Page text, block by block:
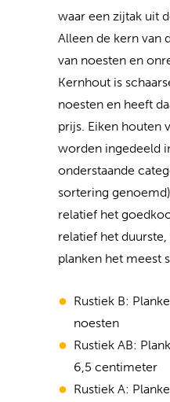
waar een zijtak uit
Alleen de kern van
van noesten en
Kernhout is
noesten en heeft
prijs. Eiken houten
worden ingedeeld
onderstaande
sortering
relatief het
relatief het
planken het meest
Rustiek B:
noesten
Rustiek AB:
6,5 centimeter
Rustiek A: